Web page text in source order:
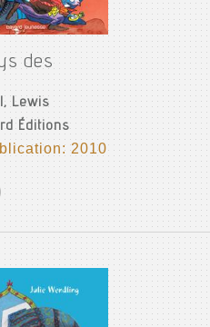
des
Lewis
Éditions
2010